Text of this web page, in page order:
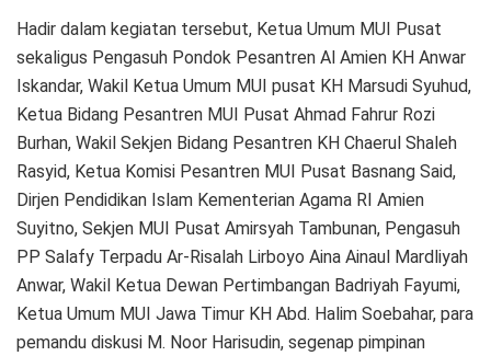
Hadir dalam kegiatan tersebut, Ketua Umum MUI Pusat
sekaligus Pengasuh Pondok Pesantren Al Amien KH Anwar
Iskandar, Wakil Ketua Umum MUI pusat KH Marsudi Syuhud,
Ketua Bidang Pesantren MUI Pusat Ahmad Fahrur Rozi
Burhan, Wakil Sekjen Bidang Pesantren KH Chaerul Shaleh
Rasyid, Ketua Komisi Pesantren MUI Pusat Basnang Said,
Dirjen Pendidikan Islam Kementerian Agama RI Amien
Suyitno, Sekjen MUI Pusat Amirsyah Tambunan, Pengasuh
PP Salafy Terpadu Ar-Risalah Lirboyo Aina Ainaul Mardliyah
Anwar, Wakil Ketua Dewan Pertimbangan Badriyah Fayumi,
Ketua Umum MUI Jawa Timur KH Abd. Halim Soebahar, para
pemandu diskusi M. Noor Harisudin, segenap pimpinan